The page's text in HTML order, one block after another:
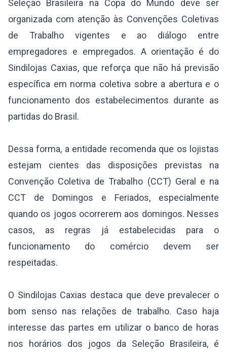
Seleção Brasileira na Copa do Mundo deve ser
organizada com atenção às Convenções Coletivas
de Trabalho vigentes e ao diálogo entre
empregadores e empregados. A orientação é do
Sindilojas Caxias, que reforça que não há previsão
específica em norma coletiva sobre a abertura e o
funcionamento dos estabelecimentos durante as
partidas do Brasil.
Dessa forma, a entidade recomenda que os lojistas
estejam cientes das disposições previstas na
Convenção Coletiva de Trabalho (CCT) Geral e na
CCT de Domingos e Feriados, especialmente
quando os jogos ocorrerem aos domingos. Nesses
casos, as regras já estabelecidas para o
funcionamento do comércio devem ser
respeitadas.
O Sindilojas Caxias destaca que deve prevalecer o
bom senso nas relações de trabalho. Caso haja
interesse das partes em utilizar o banco de horas
nos horários dos jogos da Seleção Brasileira, é